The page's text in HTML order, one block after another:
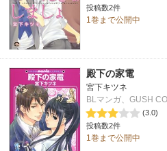
投稿数2件
1巻まで公開中
殿下の家電
宮下キツネ
BLマンガ、GUSH
(3.0)
投稿数2件
1巻まで公開中